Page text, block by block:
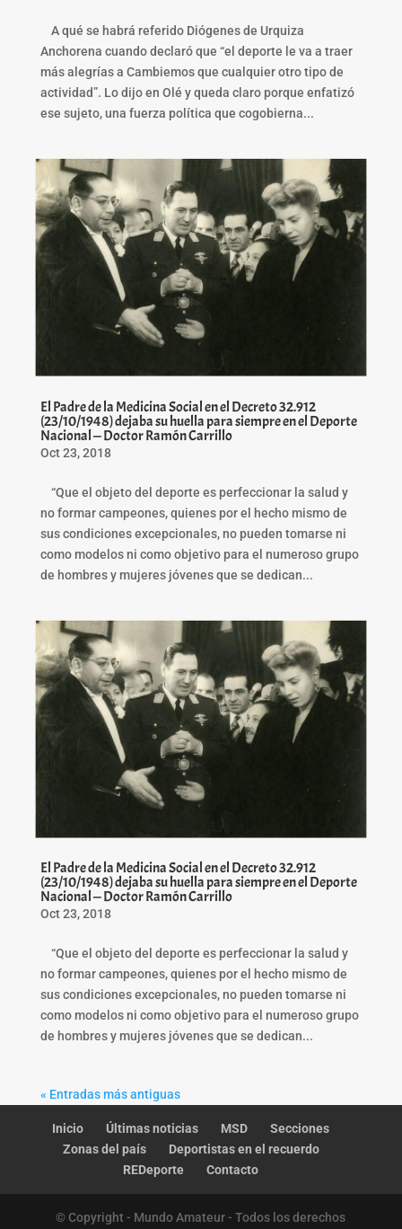
A qué se habrá referido Diógenes de Urquiza
Anchorena cuando declaró que “el deporte le va a traer
más alegrías a Cambiemos que cualquier otro tipo de
actividad”. Lo dijo en Olé y queda claro porque enfatizó
ese sujeto, una fuerza política que cogobierna...
El Padre de la Medicina Social en el Decreto 32.912
(23/10/1948) dejaba su huella para siempre en el Deporte
Nacional — Doctor Ramón Carrillo
Oct 23, 2018
“Que el objeto del deporte es perfeccionar la salud y
no formar campeones, quienes por el hecho mismo de
sus condiciones excepcionales, no pueden tomarse ni
como modelos ni como objetivo para el numeroso grupo
de hombres y mujeres jóvenes que se dedican...
El Padre de la Medicina Social en el Decreto 32.912
(23/10/1948) dejaba su huella para siempre en el Deporte
Nacional — Doctor Ramón Carrillo
Oct 23, 2018
“Que el objeto del deporte es perfeccionar la salud y
no formar campeones, quienes por el hecho mismo de
sus condiciones excepcionales, no pueden tomarse ni
como modelos ni como objetivo para el numeroso grupo
de hombres y mujeres jóvenes que se dedican...
« Entradas más antiguas
Inicio Últimas noticias MSD
Secciones
Zonas del país
Deportistas en el recuerdo
REDeporte
Contacto
© Copyright - Mundo Amateur - Todos los derechos